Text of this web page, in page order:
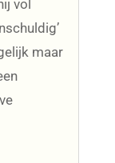
vol
maar